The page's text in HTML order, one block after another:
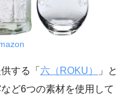
する「 六（ROKU）
」と
ど6つの素材を使用して